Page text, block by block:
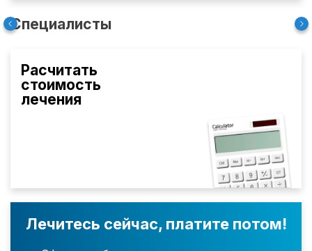
Специалисты
Расчитать
стоимость
лечения
Лечитесь сейчас, платите потом!